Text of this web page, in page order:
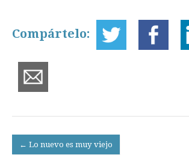
Compártelo:
Post
← Lo nuevo es muy viejo